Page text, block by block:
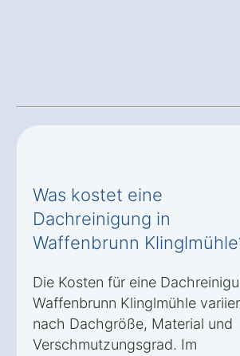
Was kostet eine
Dachreinigung in
Waffenbrunn
Die Kosten für eine
Waffenbrunn Klinglmühle
nach Dachgröße, Material und
Verschmutzungsgrad. Im